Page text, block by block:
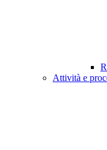
Attività e